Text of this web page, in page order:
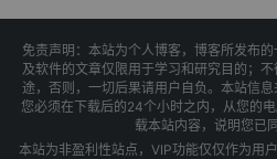
免责声明：本站为个人博客，博客所发布
及软件的文章仅限用于学习和研究目的；
途，否则，一切后果请用户自负。本站信息
您必须在下载后的24个小时之内，从您的
载本站内容，说明您已
本站为非盈利性站点，VIP功能仅仅作为用